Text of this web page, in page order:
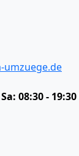
umzuege.de
08:30 -